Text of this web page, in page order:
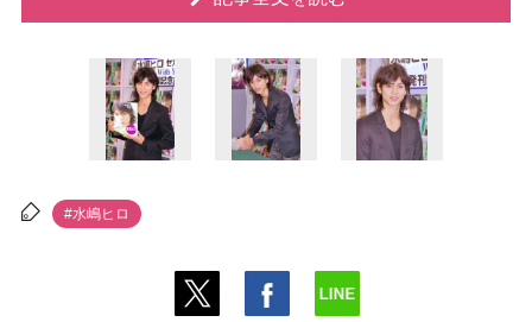
#水嶋ヒロ